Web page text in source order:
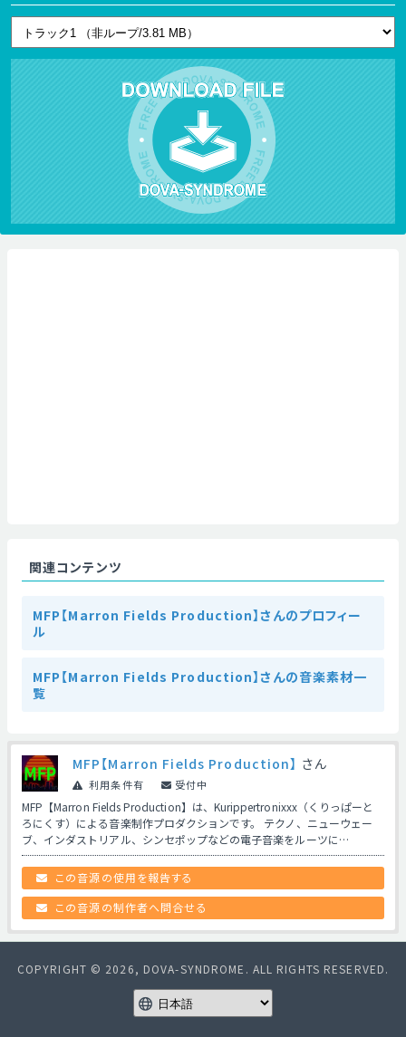
関連コンテンツ
MFP【Marron Fields Production】さんのプロフィー
ル
MFP【Marron Fields Production】さんの音楽素材一
覧
MFP【Marron Fields Production】 さん
利用条件有 受付中
MFP【Marron Fields Production】は、Kurippertronixxx（くりっぱーと
ろにくす）による音楽制作プロダクションです。 テクノ、ニューウェー
ブ、インダストリアル、シンセポップなどの電子音楽をルーツに…
この音源の使用を報告する
この音源の制作者へ問合せる
COPYRIGHT © 2026, DOVA-SYNDROME. ALL RIGHTS RESERVED.